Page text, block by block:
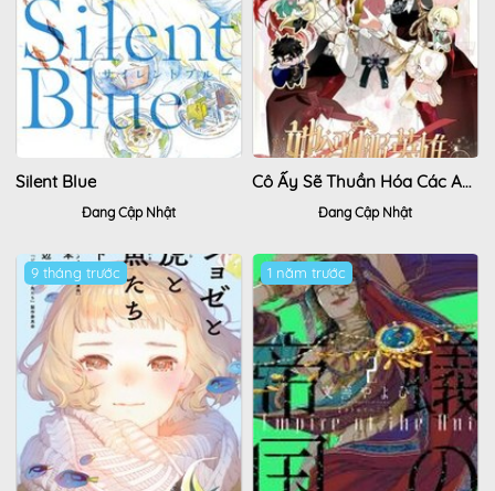
Silent Blue
Đang Cập Nhật
Cô Ấy Sẽ Thuần Hóa Các Anh Hùng
Đang Cập Nhật
9 tháng trước 1 năm trước